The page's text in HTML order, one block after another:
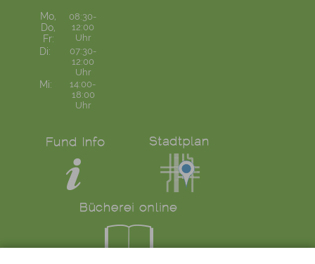
Mo,
Do,
Fr:
08:30-
12:00
Uhr
Di:
07:30-
12:00
Uhr
Mi:
14:00-
18:00
Uhr